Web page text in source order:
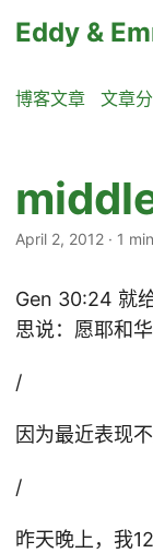
Eddy &
博客文章 文章
April 2, 2012 · 1 min
Gen 30:24 就
思说：愿耶和
/
因为最近表现
/
昨天晚上，我